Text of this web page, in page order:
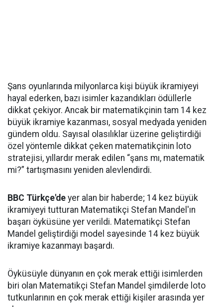
Şans oyunlarında milyonlarca kişi büyük ikramiyeyi
hayal ederken, bazı isimler kazandıkları ödüllerle
dikkat çekiyor. Ancak bir matematikçinin tam 14 kez
büyük ikramiye kazanması, sosyal medyada yeniden
gündem oldu. Sayısal olasılıklar üzerine geliştirdiği
özel yöntemle dikkat çeken matematikçinin loto
stratejisi, yıllardır merak edilen “şans mı, matematik
mi?” tartışmasını yeniden alevlendirdi.
BBC Türkçe'de yer alan bir haberde; 14 kez büyük
ikramiyeyi tutturan Matematikçi Stefan Mandel'ın
başarı öyküsüne yer verildi. Matematikçi Stefan
Mandel geliştirdiği model sayesinde 14 kez büyük
ikramiye kazanmayı başardı.
Öyküsüyle dünyanın en çok merak ettiği isimlerden
biri olan Matematikçi Stefan Mandel şimdilerde loto
tutkunlarının en çok merak ettiği kişiler arasında yer